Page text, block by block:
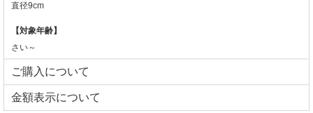
直径9cm
【対象年齢】
さい～
ご購入について
⾦額表⽰について